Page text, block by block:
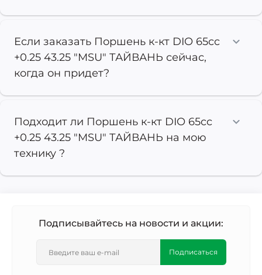
Если заказать Поршень к-кт DIO 65cc
+0.25 43.25 "MSU" ТАЙВАНЬ сейчас,
когда он придет?
Подходит ли Поршень к-кт DIO 65cc
+0.25 43.25 "MSU" ТАЙВАНЬ на мою
технику ?
Подписывайтесь на новости и акции:
Подписаться